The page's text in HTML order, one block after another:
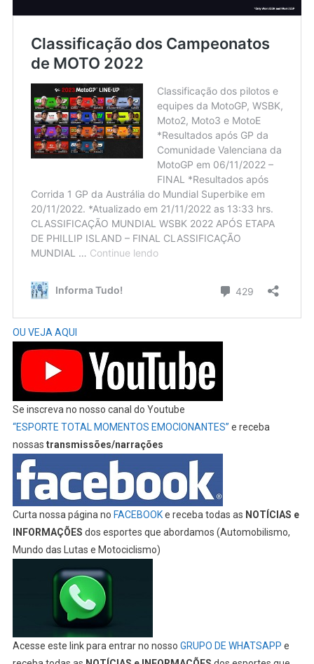
OU VEJA AQUI
Se inscreva no nosso canal do Youtube
“ESPORTE TOTAL MOMENTOS EMOCIONANTES” e receba
nossas transmissões/narrações
Curta nossa página no FACEBOOKe receba todas as NOTÍCIAS e
INFORMAÇÕES dos esportes que abordamos (Automobilismo,
Mundo das Lutas e Motociclismo)
Acesse este link para entrar no nosso GRUPO DE WHATSAPP e